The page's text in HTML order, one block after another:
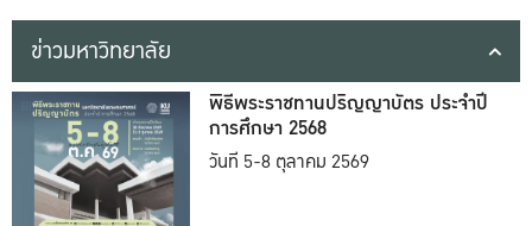
ข่าวมหาวิทยาลัย
พิธีพระราชทานปริญญาบัตร ประจำปี
การศึกษา 2568
วันที่ 5-8 ตุลาคม 2569